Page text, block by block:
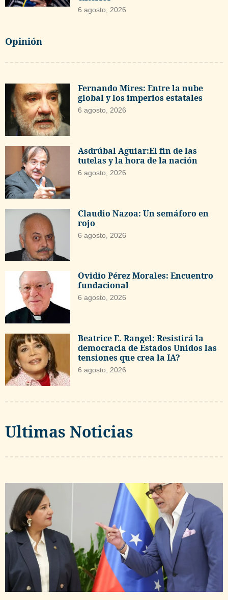
6 agosto, 2026
Opinión
Fernando Mires: Entre la nube
global y los imperios estatales
6 agosto, 2026
Asdrúbal Aguiar:El fin de las
tutelas y la hora de la nación
6 agosto, 2026
Claudio Nazoa: Un semáforo en
rojo
6 agosto, 2026
Ovidio Pérez Morales: Encuentro
fundacional
6 agosto, 2026
Beatrice E. Rangel: Resistirá la
democracia de Estados Unidos las
tensiones que crea la IA?
6 agosto, 2026
Ultimas Noticias